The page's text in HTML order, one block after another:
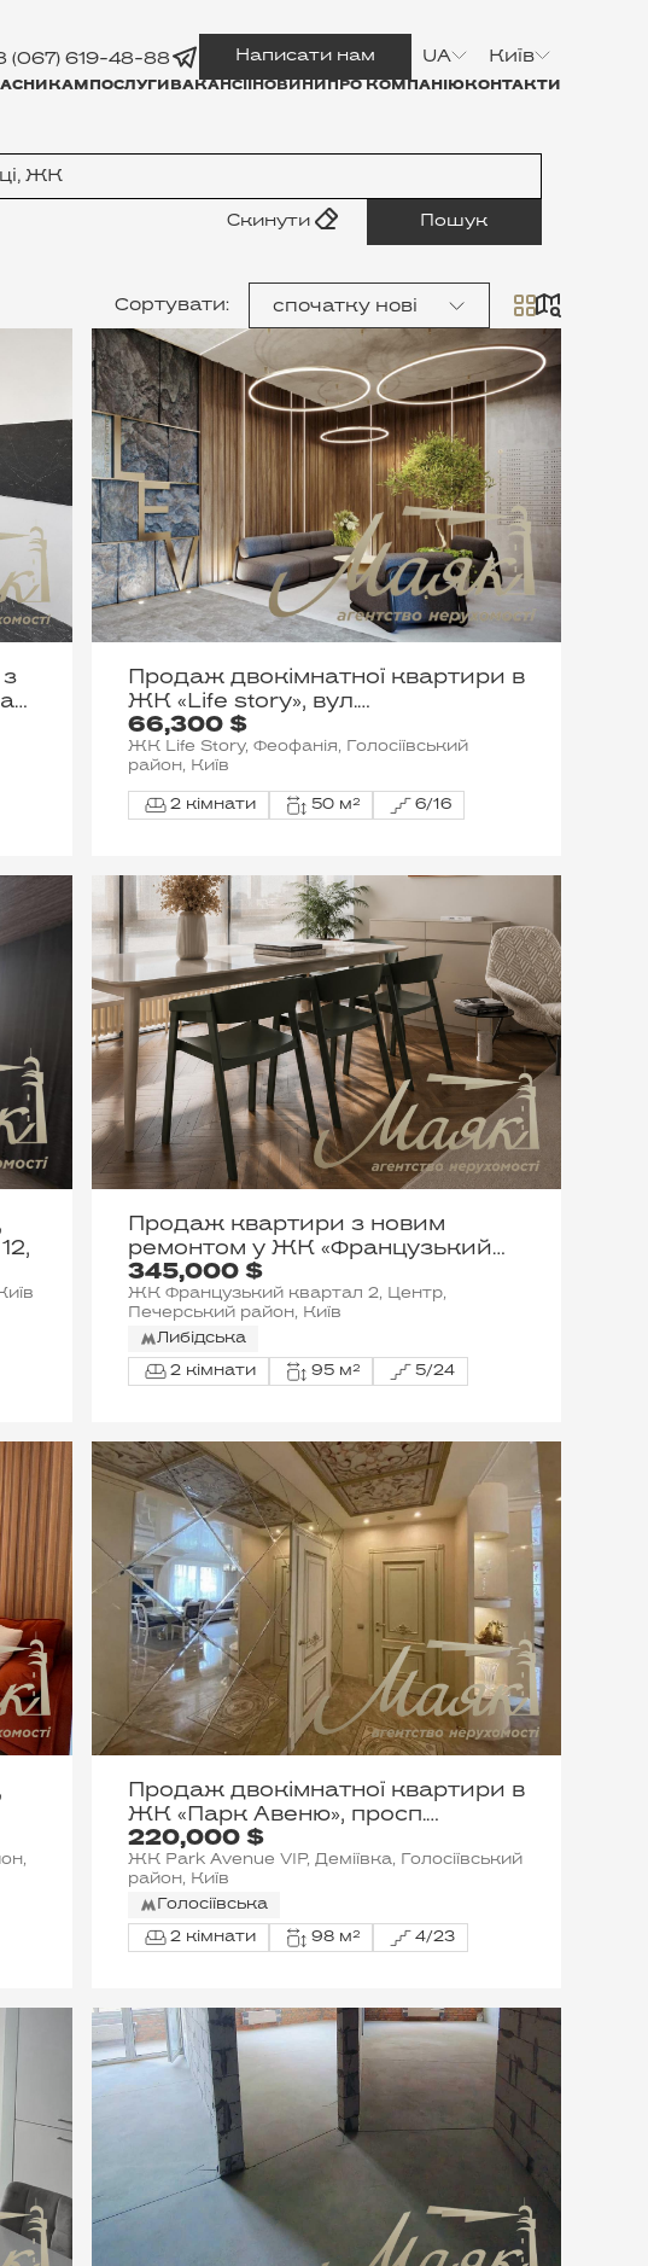
(067) 619-48-88 Написати нам UA Київ
ПОСЛУГИ ВАКАНСІЇ НОВИНИ ПРО КОМПАНІЮ КОНТАКТИ
Скинути Пошук
Сортувати: спочатку нові
з
66,300 $
Продаж двокімнатної квартири в
ЖК «Life story», вул.
Метрологічна, 13А
ЖК Life Story, Феофанія, Голосіївський
район, Київ
2 кімнати 50 м² 6/16
345,000 $
Продаж квартири з новим
ремонтом у ЖК «Французький
квартал 2»
ЖК Французький квартал 2, Центр,
Печерський район, Київ
Либідська
2 кімнати 95 м² 5/24
220,000 $
Продаж двокімнатної квартири в
ЖК «Парк Авеню», просп.
Голосіївський, 62
ЖК Park Avenue VIP, Деміївка, Голосіївський
район, Київ
Голосіївська
2 кімнати 98 м² 4/23